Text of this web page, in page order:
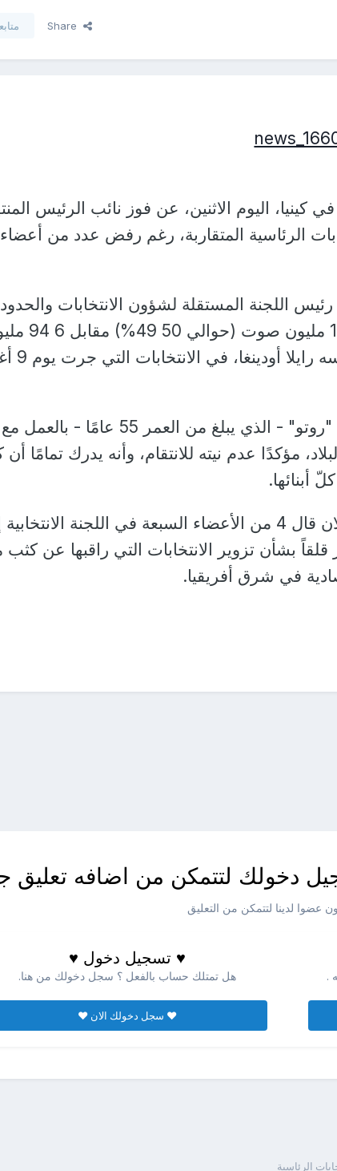
Share
في كينيا، اليوم الاثنين، عن فوز نائب الرئيس
الرئاسية المتقاربة، رغم رفض عدد من أعضاء
رئيس اللجنة المستقلة لشؤون الانتخابات
"روتو" فاز
(يعني 48
وبعد إعلان النتيجة وعد "روتو" - الذي يبلغ من العمر 55
مؤكدًا عدم نيته للانتقام، وأنه يدرك تمامًا أن
أبنائها.
يذكر أنه قُبيل هذا الإعلان قال 4 من الأعضاء السبعة في اللجنة
قلقاً بشأن تزوير الانتخابات التي راقبها عن كثب
في شرق أفريقيا.
دخولك لتتمكن من اضافه تعليق
عضوا لدينا لتتمكن من التعليق
.
♥ تسجيل دخول ♥
هل تمتلك حساب بالفعل ؟ سجل دخولك من هنا.
♥ سجل دخولك الان ♥
الرئاسية